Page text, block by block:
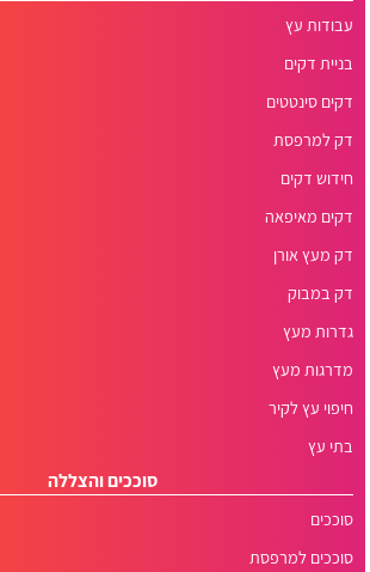
עבודות עץ
בניית דקים
דקים סינטטים
דק למרפסת
חידוש דקים
דקים מאיפאה
דק מעץ אורן
דק במבוק
גדרות מעץ
מדרגות מעץ
חיפוי עץ לקיר
בתי עץ
סוככים והצללה
סוככים
סוככים למרפסת